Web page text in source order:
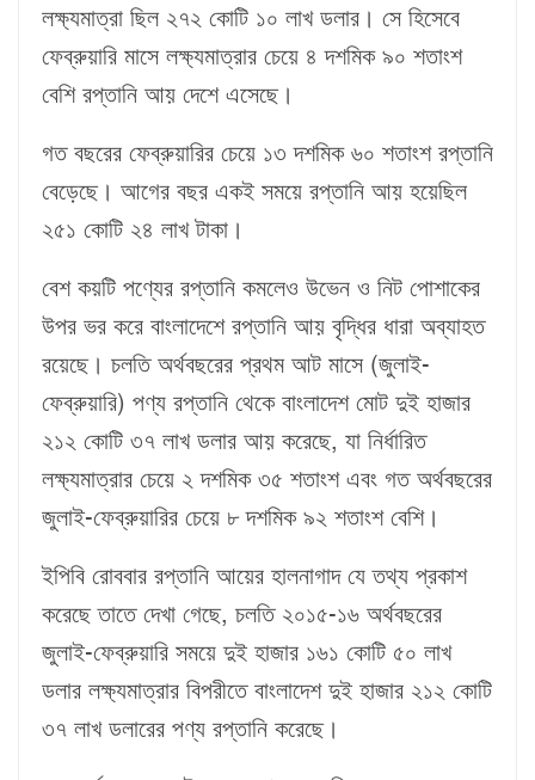
লক্ষ্যমাত্রা ছিল ২৭২ কোটি ১০ লাখ ডলার। সে হিসেবে
ফেব্রুয়ারি মাসে লক্ষ্যমাত্রার চেয়ে ৪ দশমিক ৯০ শতাংশ
বেশি রপ্তানি আয় দেশে এসেছে।
গত বছরের ফেব্রুয়ারির চেয়ে ১৩ দশমিক ৬০ শতাংশ রপ্তানি
বেড়েছে। আগের বছর একই সময়ে রপ্তানি আয় হয়েছিল
২৫১ কোটি ২৪ লাখ টাকা।
বেশ কয়টি পণ্যের রপ্তানি কমলেও উভেন ও নিট পোশাকের
উপর ভর করে বাংলাদেশে রপ্তানি আয় বৃদ্ধির ধারা অব্যাহত
রয়েছে। চলতি অর্থবছরের প্রথম আট মাসে (জুলাই-
ফেব্রুয়ারি) পণ্য রপ্তানি থেকে বাংলাদেশ মোট দুই হাজার
২১২ কোটি ৩৭ লাখ ডলার আয় করেছে, যা নির্ধারিত
লক্ষ্যমাত্রার চেয়ে ২ দশমিক ৩৫ শতাংশ এবং গত অর্থবছরের
জুলাই-ফেব্রুয়ারির চেয়ে ৮ দশমিক ৯২ শতাংশ বেশি।
ইপিবি রোববার রপ্তানি আয়ের হালনাগাদ যে তথ্য প্রকাশ
করেছে তাতে দেখা গেছে, চলতি ২০১৫-১৬ অর্থবছরের
জুলাই-ফেব্রুয়ারি সময়ে দুই হাজার ১৬১ কোটি ৫০ লাখ
ডলার লক্ষ্যমাত্রার বিপরীতে বাংলাদেশ দুই হাজার ২১২ কোটি
৩৭ লাখ ডলারের পণ্য রপ্তানি করেছে।